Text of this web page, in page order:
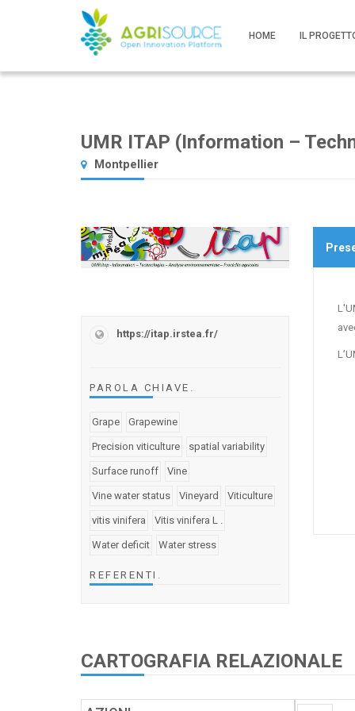
HOME IL
UMR ITAP (Information –
Montpellier
https://itap.irstea.fr/
PAROLA CHIAVE .
Grape Grapewine
Precision viticulture spatial variability
Surface runoff Vine
Vine water status Vineyard Viticulture
vitis vinifera Vitis vinifera L .
Water deficit Water stress
REFERENTI .
CARTOGRAFIA RELAZIONALE